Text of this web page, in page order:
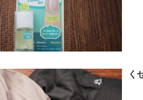
く